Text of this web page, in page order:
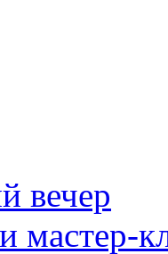
вечер
мастер-